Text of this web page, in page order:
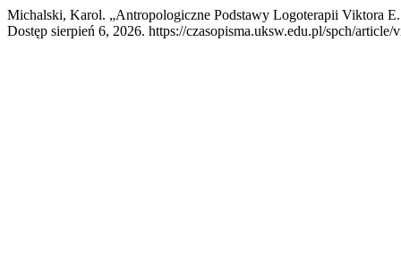
Michalski, Karol. „Antropologiczne Podstawy Logoterapii Viktora
Dostęp sierpień 6, 2026. https://czasopisma.uksw.edu.pl/spch/article/